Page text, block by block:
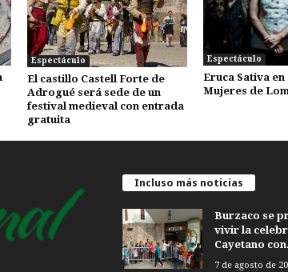
Espectáculo
El castillo Castell Forte de
Adrogué será sede de un
festival medieval con entrada
gratuita
Espectáculo
Eruca Sativa
Mujeres de
Incluso más noticias
Burzaco se
vivir la
Cayetano
7 de agosto de